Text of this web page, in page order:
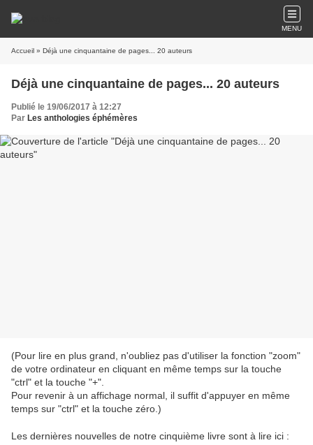
MENU
Accueil » Déjà une cinquantaine de pages... 20 auteurs
Déjà une cinquantaine de pages... 20 auteurs
Publié le 19/06/2017 à 12:27
Par Les anthologies éphémères
(Pour lire en plus grand, n'oubliez pas d'utiliser la fonction "zoom"
de votre ordinateur en cliquant en même temps sur la touche
"ctrl" et la touche "+".
Pour revenir à un affichage normal, il suffit d'appuyer en même
temps sur "ctrl" et la touche zéro.)
Les dernières nouvelles de notre cinquième livre sont à lire ici :